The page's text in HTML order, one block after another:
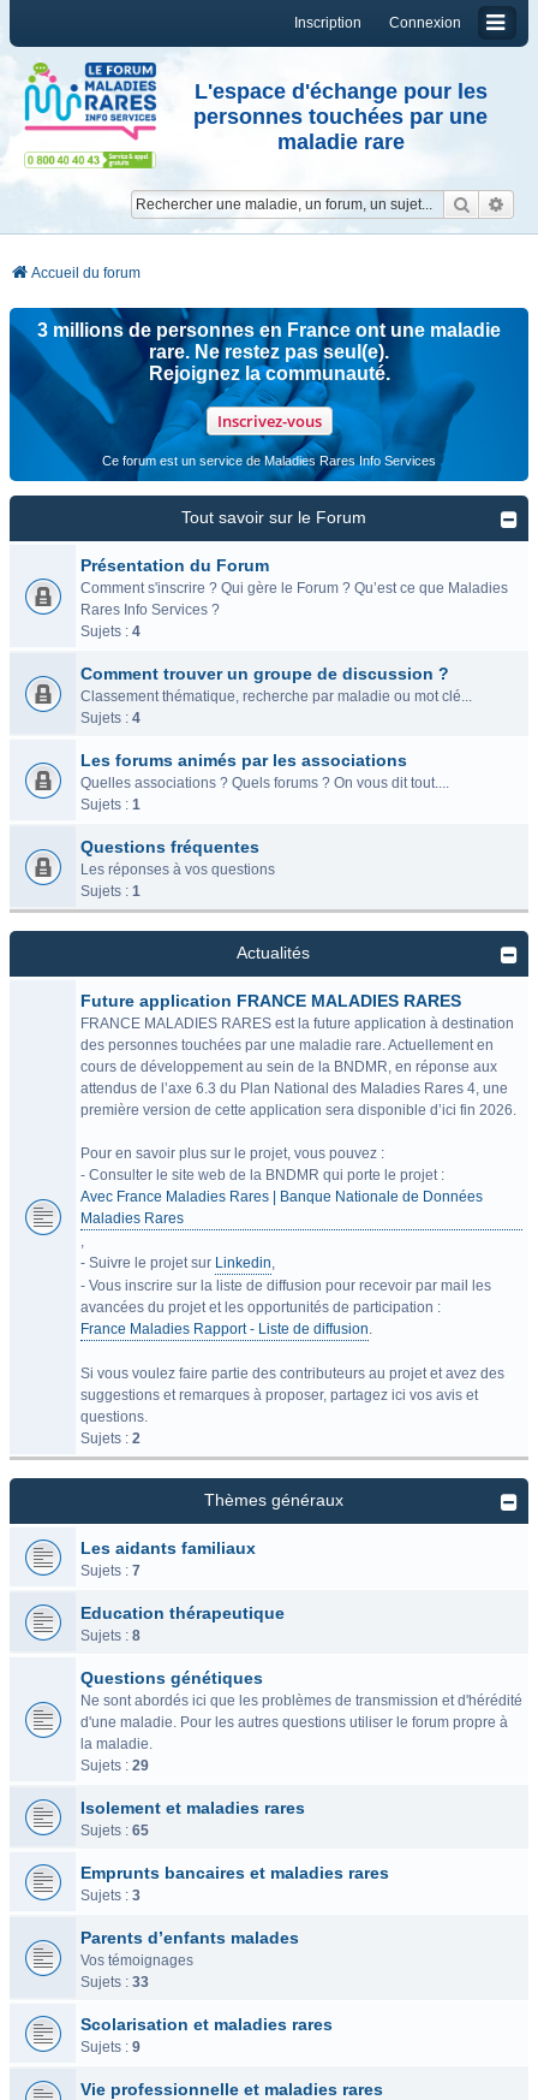
Connexion
Inscription
L'espace d'échange pour les
personnes touchées par une
maladie rare
Accueil du forum
3 millions de personnes en France ont une maladie
rare. Ne restez pas seul(e).
Rejoignez la communauté.
Inscrivez-vous
Ce forum est un service de Maladies Rares Info Services
Tout savoir sur le Forum
Présentation du Forum
Comment s'inscrire ? Qui gère le Forum ? Qu’est ce que Maladies
Rares Info Services ?
Sujets : 4
Comment trouver un groupe de discussion ?
Classement thématique, recherche par maladie ou mot clé...
Sujets : 4
Les forums animés par les associations
Quelles associations ? Quels forums ? On vous dit tout....
Sujets : 1
Questions fréquentes
Les réponses à vos questions
Sujets : 1
Actualités
Future application FRANCE MALADIES RARES
FRANCE MALADIES RARES est la future application à destination
des personnes touchées par une maladie rare. Actuellement en
cours de développement au sein de la BNDMR, en réponse aux
attendus de l’axe 6.3 du Plan National des Maladies Rares 4, une
première version de cette application sera disponible d’ici fin 2026.
Pour en savoir plus sur le projet, vous pouvez :
- Consulter le site web de la BNDMR qui porte le projet :
Avec France Maladies Rares | Banque Nationale de Données
Maladies Rares
,
- Suivre le projet sur Linkedin,
- Vous inscrire sur la liste de diffusion pour recevoir par mail les
avancées du projet et les opportunités de participation :
France Maladies Rapport - Liste de diffusion.
Si vous voulez faire partie des contributeurs au projet et avez des
suggestions et remarques à proposer, partagez ici vos avis et
questions.
Sujets : 2
Thèmes généraux
Les aidants familiaux
Sujets : 7
Education thérapeutique
Sujets : 8
Questions génétiques
Ne sont abordés ici que les problèmes de transmission et d'hérédité
d'une maladie. Pour les autres questions utiliser le forum propre à
la maladie.
Sujets : 29
Isolement et maladies rares
Sujets : 65
Emprunts bancaires et maladies rares
Sujets : 3
Parents d’enfants malades
Vos témoignages
Sujets : 33
Scolarisation et maladies rares
Sujets : 9
Vie professionnelle et maladies rares